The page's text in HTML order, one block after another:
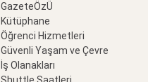
GazeteÖzÜ
Kütüphane
Öğrenci Hizmetleri
Güvenli Yaşam ve Çevre
İş Olanakları